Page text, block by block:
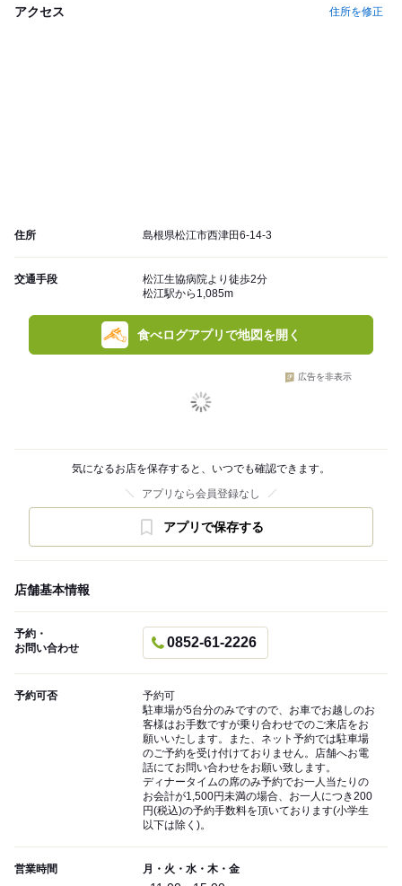
アクセス 住所を修正
住所 島根県松江市西津田6-14-3
交通手段
松江生協病院より徒歩2分
松江駅から1,085m
食べログアプリで地図を開く
広告を非表示
気になるお店を保存すると、いつでも確認できます。
アプリなら会員登録なし
アプリで保存する
店舗基本情報
予約・
お問い合わせ
0852-61-2226
予約可否
予約可
駐車場が5台分のみですので、お車でお越しのお
客様はお手数ですが乗り合わせでのご来店をお
願いいたします。また、ネット予約では駐車場
のご予約を受け付けておりません。店舗へお電
話にてお問い合わせをお願い致します。
ディナータイムの席のみ予約でお一人当たりの
お会計が1,500円未満の場合、お一人につき200
円(税込)の予約手数料を頂いております(小学生
以下は除く)。
営業時間 月・火・水・木・金